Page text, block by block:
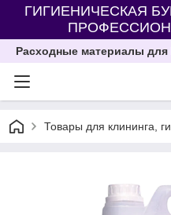
ГИГИЕНИЧЕСКАЯ
Расходные материалы
Товары для клининга,